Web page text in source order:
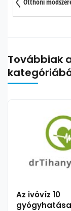
Továbbiak
Az ivóvíz 10
gyógyhatása